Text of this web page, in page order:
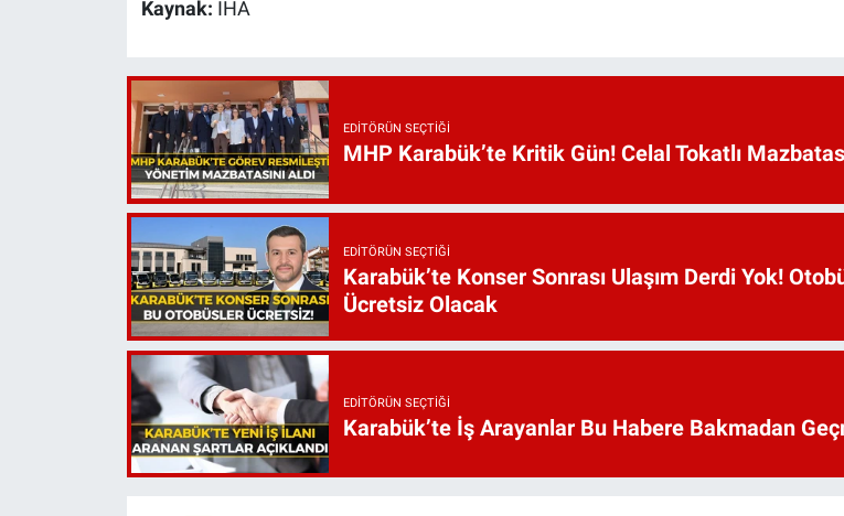
Kaynak: İHA
EDITÖRÜN SEÇTIĞI
MHP Karabük’te Kritik Gün! Celal Tokatlı
EDITÖRÜN SEÇTIĞI
Karabük’te Konser Sonrası Ulaşım Derdi Yok!
Ücretsiz Olacak
EDITÖRÜN SEÇTIĞI
Karabük’te İş Arayanlar Bu Habere Bakmadan